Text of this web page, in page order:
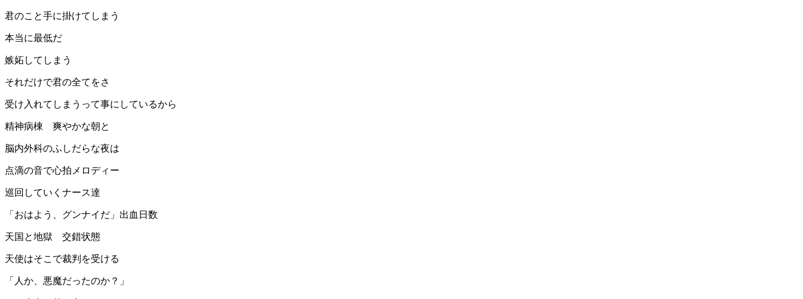
君のこと手に掛けてしまう
本当に最低だ
嫉妬してしまう
それだけで君の全てをさ
受け入れてしまうって事にしているから
精神病棟 爽やかな朝と
脳内外科のふしだらな夜は
点滴の音で心拍メロディー
巡回していくナース達
「おはよう、グンナイだ」出血日数
天国と地獄 交錯状態
天使はそこで裁判を受ける
「人か、悪魔だったのか？」